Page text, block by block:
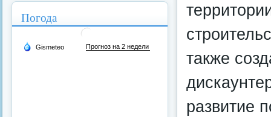
также
развитие
Погода